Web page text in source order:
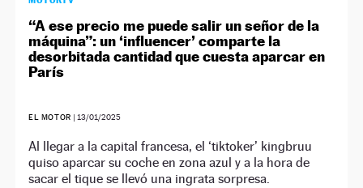
“A ese precio me puede salir un señor de la
máquina”: un ‘influencer’ comparte la
desorbitada cantidad que cuesta aparcar en
París
EL MOTOR | 13/01/2025
Al llegar a la capital francesa, el ‘tiktoker’ kingbruu
quiso aparcar su coche en zona azul y a la hora de
sacar el tique se llevó una ingrata sorpresa.